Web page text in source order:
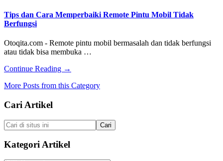
Kelebihan
Tekanan
Ban
Mobil
Tips dan Cara Memperbaiki Remote Pintu Mobil Tidak
Berfungsi
Otoqita.com - Remote pintu mobil bermasalah dan tidak berfungsi
atau tidak bisa membuka …
Continue Reading about
dan
Pintu
Mobil
Tidak
Berfungsi
→
More Posts from this Category
Footer
Cari Artikel
Cari
di
situs
ini
Kategori Artikel